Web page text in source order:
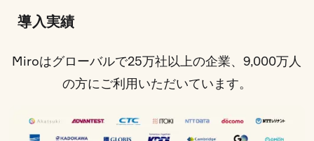
導入実績
Miroはグローバルで25万社以上の企業、9,000万人
の方にご利用いただいています。